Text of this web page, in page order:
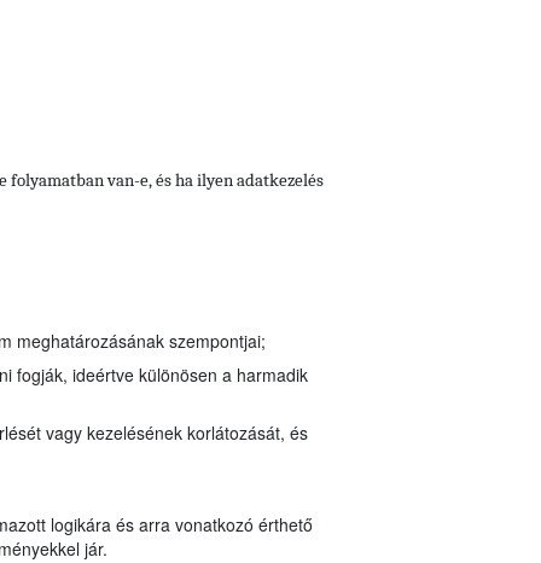
van-e, és ha ilyen adatkezelés
meghatározásának szempontjai;
fogják, ideértve különösen a harmadik
vagy kezelésének korlátozását, és
logikára és arra vonatkozó érthető
jár.